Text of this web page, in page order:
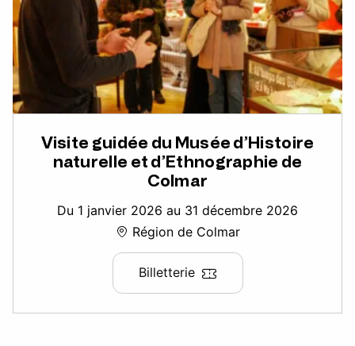
Visite guidée du Musée d’Histoire
naturelle et d’Ethnographie de
Colmar
Du 1 janvier 2026 au 31 décembre 2026
Région de Colmar
Billetterie